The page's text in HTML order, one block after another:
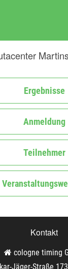
Ergebnisse
Anmeldung
Teilnehmer
Kontakt
cologne timing
Jäger-Straße